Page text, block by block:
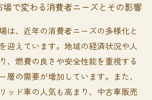
で変わる消費者ニーズとその影響
は、近年の消費者ニーズの多様化と
迎えています。地域の経済状況や人
、燃費の良さや安全性能を重視する
層の需要が増加しています。また、
ッド車の人気も高まり、中古車販売